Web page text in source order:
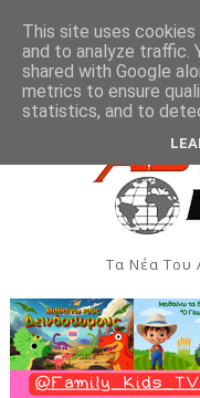
Έκθεση Τοπικών
Τα Νέα Του
This site uses
and to analyze traffic.
shared with Google
metrics to ensure
statistics, and to